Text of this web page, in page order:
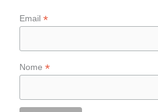
Email*
Nome*